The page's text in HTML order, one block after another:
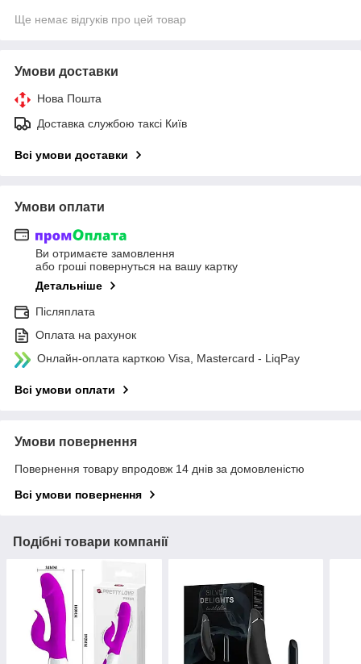
Ще немає відгуків про цей товар
Умови доставки
Нова Пошта
Доставка службою таксі Київ
Всі умови доставки
Умови оплати
Ви отримаєте замовлення
або гроші повернуться на вашу картку
Детальніше
Післяплата
Оплата на рахунок
Онлайн-оплата карткою Visa, Mastercard - LiqPay
Всі умови оплати
Умови повернення
Повернення товару впродовж 14 днів за домовленістю
Всі умови повернення
Подібні товари компанії